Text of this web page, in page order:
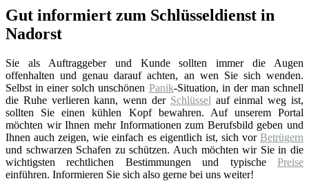
Gut informiert zum Schlüsseldienst in
Nadorst
Sie als Auftraggeber und Kunde sollten immer die Augen
offenhalten und genau darauf achten, an wen Sie sich wenden.
Selbst in einer solch unschönen Panik-Situation, in der man schnell
die Ruhe verlieren kann, wenn der Schlüssel auf einmal weg ist,
sollten Sie einen kühlen Kopf bewahren. Auf unserem Portal
möchten wir Ihnen mehr Informationen zum Berufsbild geben und
Ihnen auch zeigen, wie einfach es eigentlich ist, sich vor Betrügern
und schwarzen Schafen zu schützen. Auch möchten wir Sie in die
wichtigsten rechtlichen Bestimmungen und typische Preise
einführen. Informieren Sie sich also gerne bei uns weiter!